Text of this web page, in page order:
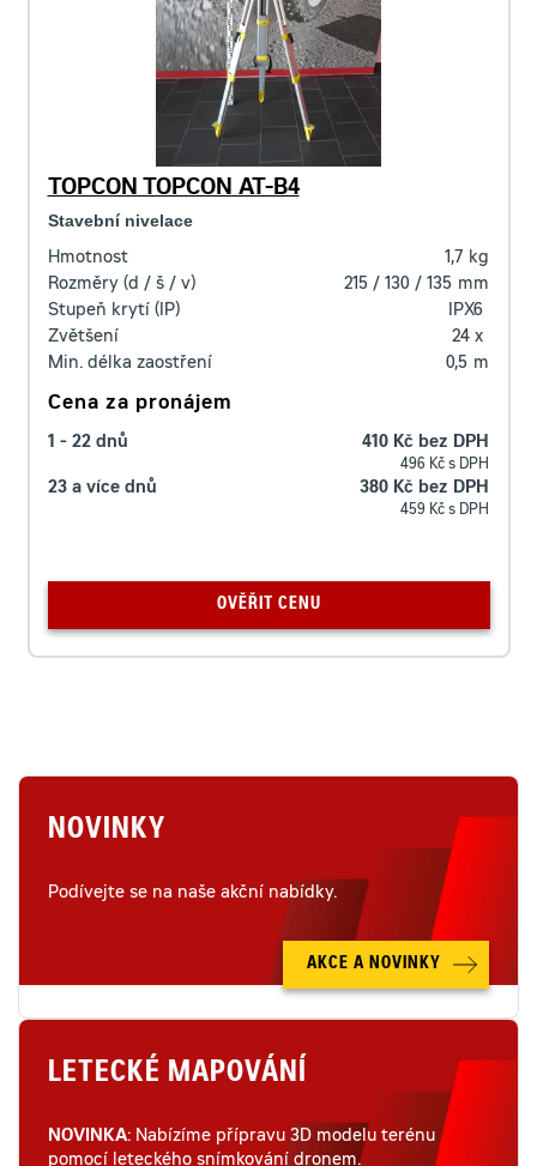
TOPCON TOPCON AT-B4
Stavební nivelace
Hmotnost 1,7 kg
Rozměry (d / š / v)
215 / 130 / 135 mm
Stupeň krytí (IP)
IPX6
Zvětšení
24 x
Min. délka zaostření
0,5 m
Cena za pronájem
1 - 22 dnů 410 Kč bez DPH
496 Kč s DPH
23 a více dnů 380 Kč bez DPH
459 Kč s DPH
OVĚŘIT CENU
NOVINKY
Podívejte se na naše akční nabídky.
AKCE A NOVINKY
LETECKÉ MAPOVÁNÍ
NOVINKA: Nabízíme přípravu 3D modelu terénu
pomocí leteckého snímkování dronem.